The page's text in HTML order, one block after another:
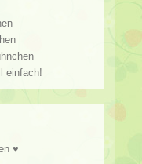
einfach!
♥